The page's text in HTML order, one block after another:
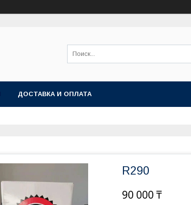
ДОСТАВКА И ОПЛАТА
R290
90 000 ₸